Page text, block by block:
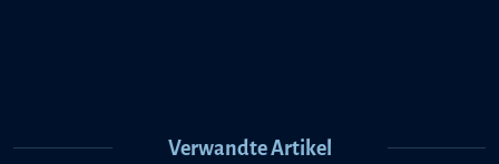
Verwandte Artikel